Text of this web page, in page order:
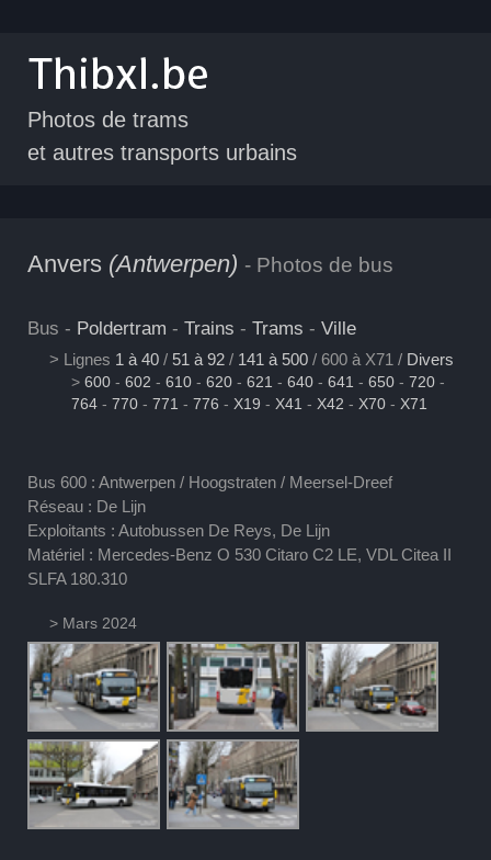
Photos de trams
et autres transports urbains
Anvers (Antwerpen) - Photos de bus
Bus - Poldertram - Trains - Trams - Ville
> Lignes 1 à 40 / 51 à 92 / 141 à 500 / 600 à X71 / Divers
> 600 - 602 - 610 - 620 - 621 - 640 - 641 - 650 - 720 -
764 - 770 - 771 - 776 - X19 - X41 - X42 - X70 - X71
Bus 600 : Antwerpen / Hoogstraten / Meersel-Dreef
Réseau : De Lijn
Exploitants : Autobussen De Reys, De Lijn
Matériel : Mercedes-Benz O 530 Citaro C2 LE, VDL Citea II
SLFA 180.310
> Mars 2024